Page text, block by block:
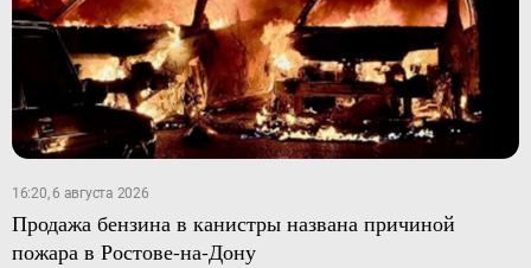
16:20, 6 августа 2026
Продажа бензина в канистры названа причиной
пожара в Ростове-на-Дону